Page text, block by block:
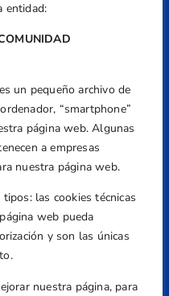
entidad:
un pequeño archivo de
“smartphone”
página web. Algunas
a empresas
nuestra página web.
las cookies técnicas
web pueda
y son las únicas
nuestra página, para
d'Isaac Peral i
2 y 3, 46980,
799